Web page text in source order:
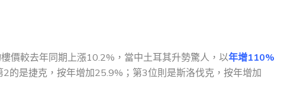
價較去年同期上漲10.2%，當中土耳其升勢驚人，以年增110%
的是捷克，按年增加25.9%；第3位則是斯洛伐克，按年增加